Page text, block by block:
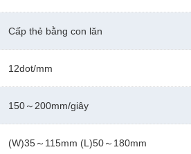
Cấp thẻ bằng con lăn
12dot/mm
150～200mm/giây
(W)35～115mm (L)50～180mm